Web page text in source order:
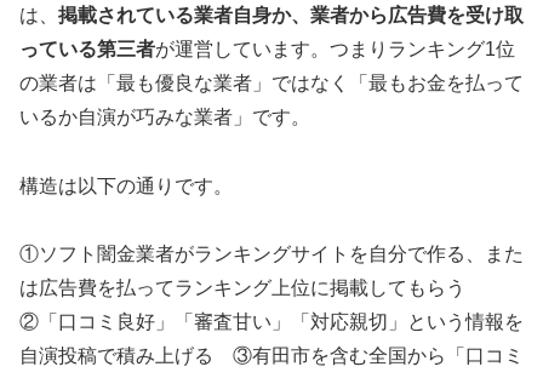
は、 掲載されている業者自身か、業者から広告費を受け取
っている第三者が運営しています。つまりランキング1位
の業者は「最も優良な業者」ではなく「最もお金を払って
いるか自演が巧みな業者」です。
構造は以下の通りです。
①ソフト闇金業者がランキングサイトを自分で作る、また
は広告費を払ってランキング上位に掲載してもらう
②「口コミ良好」「審査甘い」「対応親切」という情報を
自演投稿で積み上げる ③有田市を含む全国から「口コミ